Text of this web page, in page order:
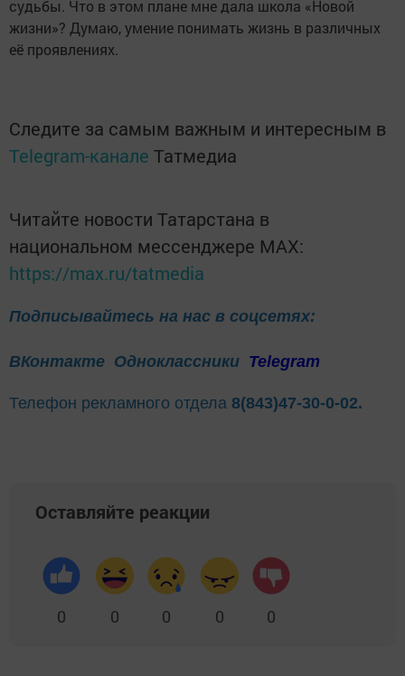
судьбы. Что в этом плане мне дала школа «Новой
жизни»? Думаю, умение понимать жизнь в различных
её проявлениях.
Следите за самым важным и интересным в
Telegram-канале Татмедиа
Читайте новости Татарстана в
национальном мессенджере MАХ:
https://max.ru/tatmedia
Подписывайтесь на нас в соцсетях:
ВКонтакте Одноклассники Telegram
Телефон рекламного отдела 8(843)47-30-0-02.
Оставляйте реакции
0 0 0 0 0